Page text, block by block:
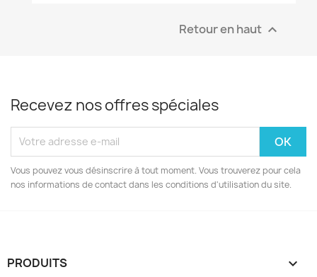
Retour en haut 
Recevez nos offres spéciales
Vous pouvez vous désinscrire à tout moment. Vous trouverez pour cela
nos informations de contact dans les conditions d'utilisation du site.
PRODUITS 